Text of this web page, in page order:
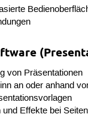
von Präsentationen
an oder anhand
Effekte bei